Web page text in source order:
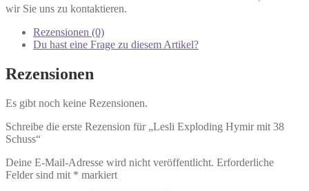
wir Sie uns zu kontaktieren.
Rezensionen (0)
Du hast eine Frage zu diesem Artikel?
Rezensionen
Es gibt noch keine Rezensionen.
Schreibe die erste Rezension für „Lesli Exploding Hymir mit 38
Schuss“
Deine E-Mail-Adresse wird nicht veröffentlicht. Erforderliche
Felder sind mit * markiert